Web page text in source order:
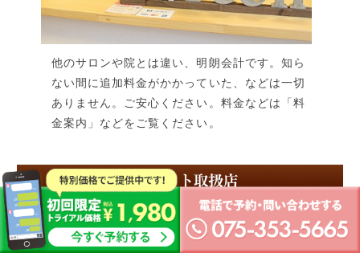
他のサロンや院とは違い、明朗会計です。知ら
ない間に追加料金がかかっていた、などは一切
ありません。ご安心ください。料金などは「料
金案内」などをご覧ください。